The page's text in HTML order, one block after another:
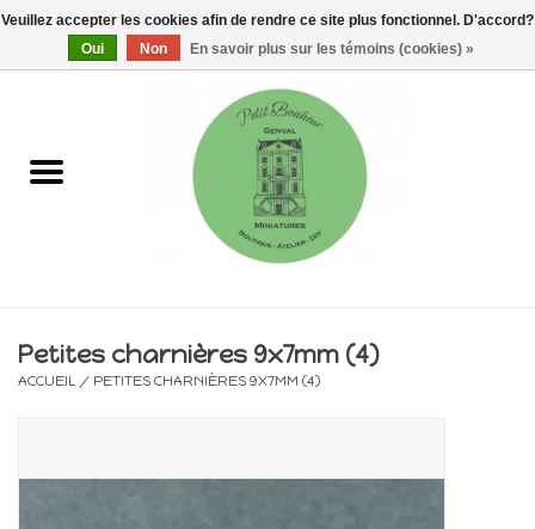
0 Articles - €0,00
Maisons, vitrines & kits
Electricité
Petites charnières 9x7mm (4)
ACCUEIL / PETITES CHARNIÈRES 9X7MM (4)
Veuillez accepter les cookies afin de rendre ce site plus fonctionnel. D'accord?
Oui
Non En savoir plus sur les témoins (cookies) »